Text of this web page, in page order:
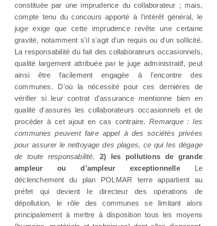
constituée par une imprudence du collaborateur ; mais,
compte tenu du concours apporté à l'intérêt général, le
juge exige que cette imprudence revête une certaine
gravité, notamment s'il s'agit d'un requis ou d'un sollicité.
La responsabilité du fait des collaborateurs occasionnels,
qualité largement attribuée par le juge administratif, peut
ainsi être facilement engagée à l'encontre des
communes. D'où la nécessité pour ces dernières de
vérifier si leur contrat d'assurance mentionne bien en
qualité d'assurés les collaborateurs occasionnels et de
procéder à cet ajout en cas contraire.Remarque : les
communes peuvent faire appel à des sociétés privées
pour assurer le nettoyage des plages, ce qui les dégage
de toute responsabilité.
2) les pollutions de grande
ampleur ou d’ampleur exceptionnelleLe
déclenchement du plan POLMAR terre appartient au
préfet qui devient le directeur des opérations de
dépollution, le rôle des communes se limitant alors
principalement à mettre à disposition tous les moyens